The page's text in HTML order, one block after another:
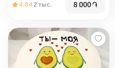
4.842 тыс. 8 000֏